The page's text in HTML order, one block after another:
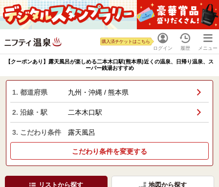
ログイン
購入済チケットはこちら
履歴 メニュー
【クーポンあり】露天風呂が楽しめる二本木口駅(熊本県)近くの温泉、日帰り温泉、ス
ーパー銭湯おすすめ
1. 都道府県 九州・沖縄 / 熊本県
2. 沿線・駅 二本木口駅
3. こだわり条件 露天風呂
こだわり条件を変更する
リストから探す 地図から探す